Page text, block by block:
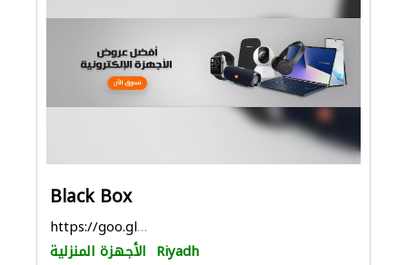
Black Box
https://goo.gl/maps/5uzGdVHoqozEQuXb7
الأجهزة المنزلية Riyadh